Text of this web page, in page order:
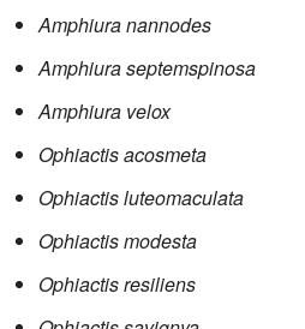
Amphiura nannodes
Amphiura septemspinosa
Amphiura velox
Ophiactis acosmeta
Ophiactis luteomaculata
Ophiactis modesta
Ophiactis resiliens